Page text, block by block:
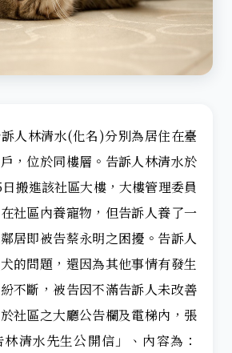
人林清水(化名)分別為居住在臺
，位於同樓層。告訴人林清水於
搬進該社區大樓，大樓管理委員
社區內養寵物，但告訴人養了一
居即被告蔡永明之困擾。告訴人
的問題，還因為其他事情有發生
不斷，被告因不滿告訴人未改善
社區之大廳公告欄及電梯內，張
清水先生公開信」、內容為：